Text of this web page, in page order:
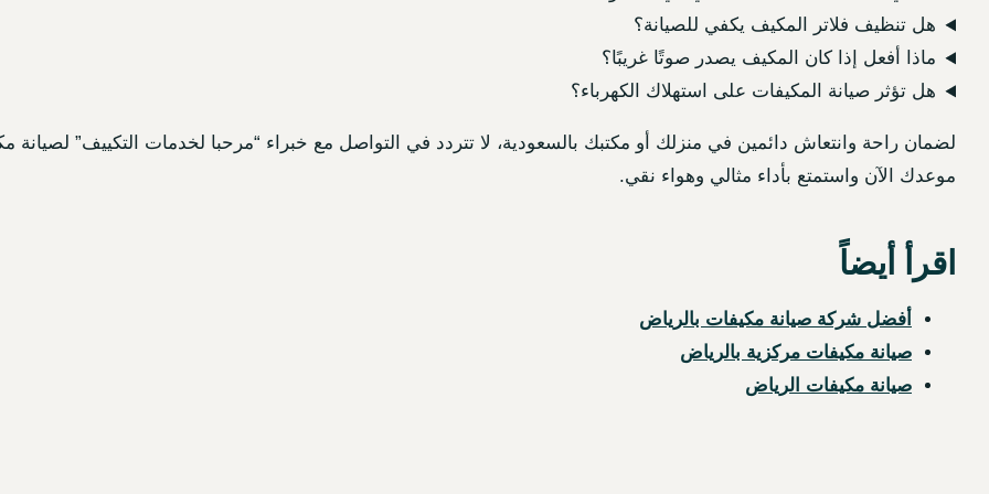
هل تنظيف فلاتر المكيف يكفي للصيانة؟
ماذا أفعل إذا كان المكيف يصدر صوتًا غريبًا؟
هل تؤثر صيانة المكيفات على استهلاك الكهرباء؟
لضمان راحة وانتعاش دائمين في منزلك أو مكتبك بالسعودية، لا تتردد في التواصل مع خبراء “مرحبا لخدمات التكييف” لصيانة
موعدك الآن واستمتع بأداء مثالي وهواء نقي.
اقرأ أيضاً
أفضل شركة صيانة مكيفات بالرياض
صيانة مكيفات مركزية بالرياض
صيانة مكيفات الرياض